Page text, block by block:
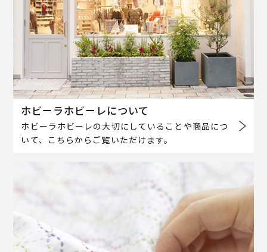
ホビーラホビーレについて
ホビーラホビーレの大切にしていることや商品につ
いて、こちらからご覧いただけます。